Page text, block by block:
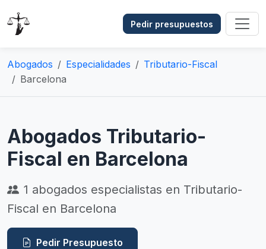
Pedir presupuestos
Abogados Especialidades
Tributario-Fiscal
Barcelona
Abogados Tributario-
Fiscal en Barcelona
1 abogados especialistas en Tributario-
Fiscal en Barcelona
Pedir Presupuesto